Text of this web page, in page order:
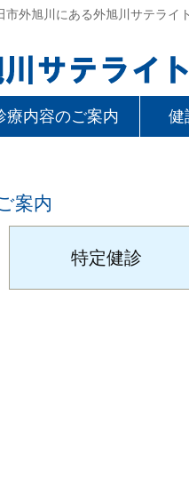
市外旭川にある外旭川サテライ
療内容のご案内 健
案内
特定健診